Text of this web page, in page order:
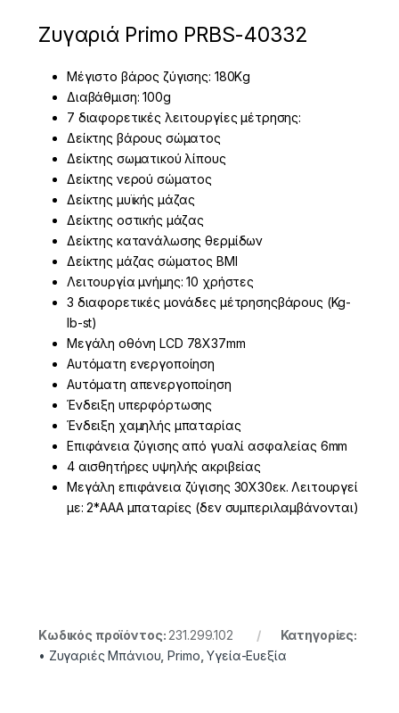
Ζυγαριά Primo PRBS-40332
Μέγιστο βάρος ζύγισης: 180Κg
Διαβάθμιση: 100g
7 διαφορετικές λειτουργίες μέτρησης:
Δείκτης βάρους σώματος
Δείκτης σωματικού λίπους
Δείκτης νερού σώματος
Δείκτης μυϊκής μάζας
Δείκτης οστικής μάζας
Δείκτης κατανάλωσης θερμίδων
Δείκτης μάζας σώματος ΒΜΙ
Λειτουργία μνήμης: 10 χρήστες
3 διαφορετικές μονάδες μέτρησηςβάρους (Kg-
lb-st)
Μεγάλη οθόνη LCD 78Χ37mm
Αυτόματη ενεργοποίηση
Αυτόματη απενεργοποίηση
Ένδειξη υπερφόρτωσης
Ένδειξη χαμηλής μπαταρίας
Eπιφάνεια ζύγισης από γυαλί ασφαλείας 6mm
4 αισθητήρες υψηλής ακριβείας
Μεγάλη επιφάνεια ζύγισης 30Χ30εκ. Λειτουργεί
με: 2*AAA μπαταρίες (δεν συμπεριλαμβάνονται)
Κωδικός προϊόντος: 231.299.102
Κατηγορίες:
• Ζυγαριές Μπάνιου ,Primo ,Υγεία-Ευεξία